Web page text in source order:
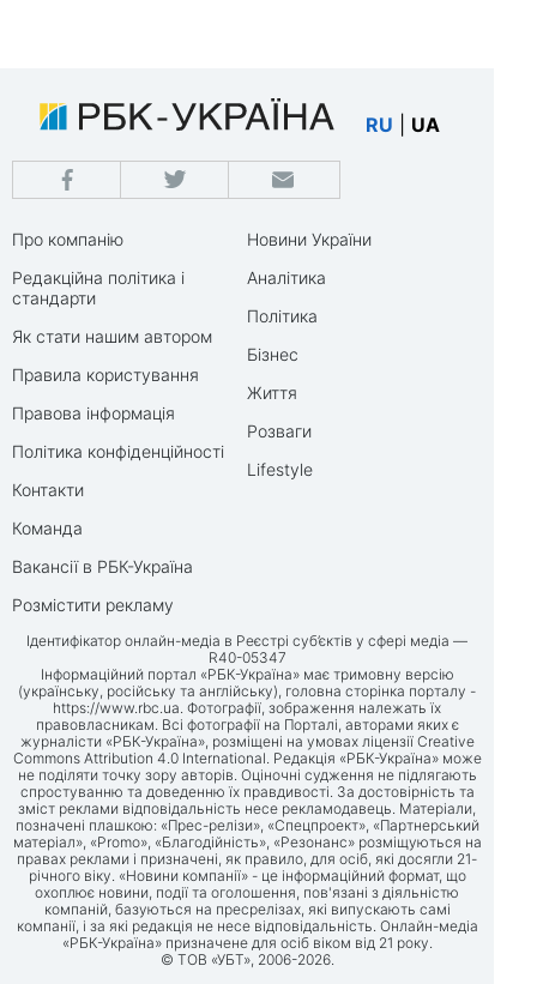
RU UA
Про компанію
Редакційна політика і
стандарти
Як стати нашим автором
Правила користування
Правова інформація
Політика конфіденційності
Контакти
Команда
Вакансії в РБК-Україна
Розмістити рекламу
Новини України
Аналітика
Політика
Бізнес
Життя
Розваги
Lifestyle
Ідентифікатор онлайн-медіа в Реєстрі суб’єктів у сфері медіа —
R40-05347
Інформаційний портал «РБК-Україна» має тримовну версію
(українську, російську та англійську), головна сторінка порталу -
https://www.rbc.ua. Фотографії, зображення належать їх
правовласникам. Всі фотографії на Порталі, авторами яких є
журналісти «РБК-Україна», розміщені на умовах ліцензії Creative
Commons Attribution 4.0 International. Редакція «РБК-Україна» може
не поділяти точку зору авторів. Оціночні судження не підлягають
спростуванню та доведенню їх правдивості. За достовірність та
зміст реклами відповідальність несе рекламодавець. Матеріали,
позначені плашкою: «Прес-релізи», «Спецпроект», «Партнерський
матеріал», «Promo», «Благодійність», «Резонанс» розміщуються на
правах реклами і призначені, як правило, для осіб, які досягли 21-
річного віку. «Новини компанії» - це інформаційний формат, що
охоплює новини, події та оголошення, пов'язані з діяльністю
компаній, базуються на пресрелізах, які випускають самі
компанії, і за які редакція не несе відповідальність. Онлайн-медіа
«РБК-Україна» призначене для осіб віком від 21 року.
© ТОВ «УБТ», 2006-2026.